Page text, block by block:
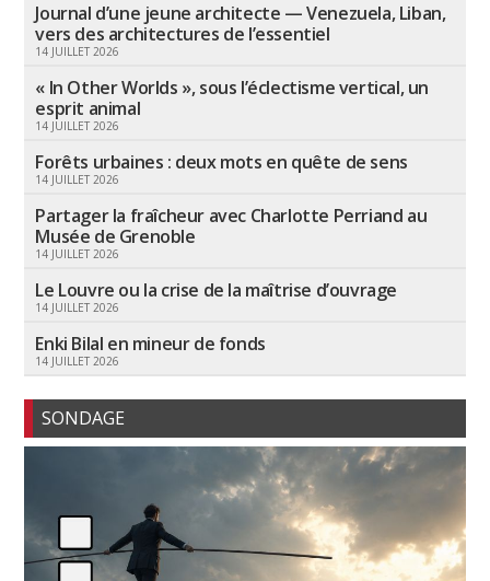
Journal d’une jeune architecte — Venezuela, Liban,
vers des architectures de l’essentiel
14 JUILLET 2026
« In Other Worlds », sous l’éclectisme vertical, un
esprit animal
14 JUILLET 2026
Forêts urbaines : deux mots en quête de sens
14 JUILLET 2026
Partager la fraîcheur avec Charlotte Perriand au
Musée de Grenoble
14 JUILLET 2026
Le Louvre ou la crise de la maîtrise d’ouvrage
14 JUILLET 2026
Enki Bilal en mineur de fonds
14 JUILLET 2026
SONDAGE